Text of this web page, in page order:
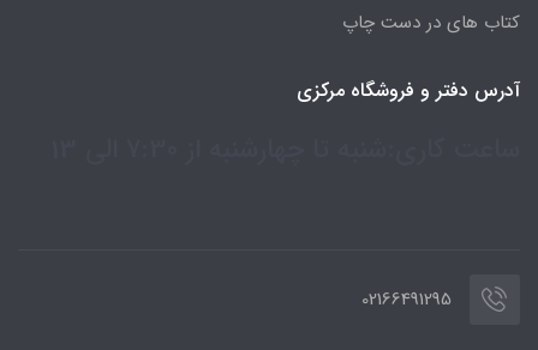
کتاب های در دست چاپ
آدرس دفتر و فروشگاه مرکزی
02166491295